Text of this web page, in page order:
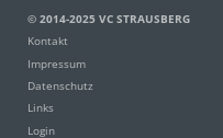
© 2014-2025 VC STRAUSBERG
Kontakt
Impressum
Datenschutz
Links
Login